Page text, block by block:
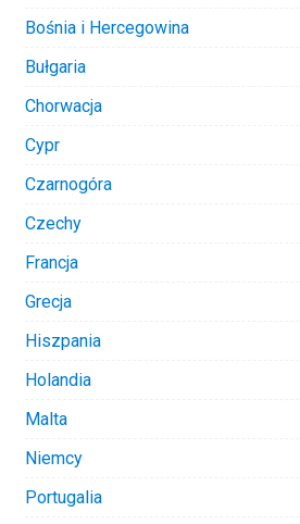
Bośnia i Hercegowina
Bułgaria
Chorwacja
Cypr
Czarnogóra
Czechy
Francja
Grecja
Hiszpania
Holandia
Malta
Niemcy
Portugalia